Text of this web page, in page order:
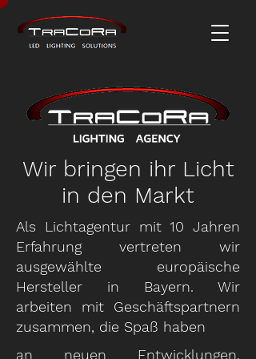
Wir bringen ihr Licht
in den Markt
Als Lichtagentur mit 10 Jahren
Erfahrung vertreten wir
ausgewählte europäische
Hersteller in Bayern. Wir
arbeiten mit Geschäftspartnern
zusammen, die Spaß haben
an neuen Entwicklungen,